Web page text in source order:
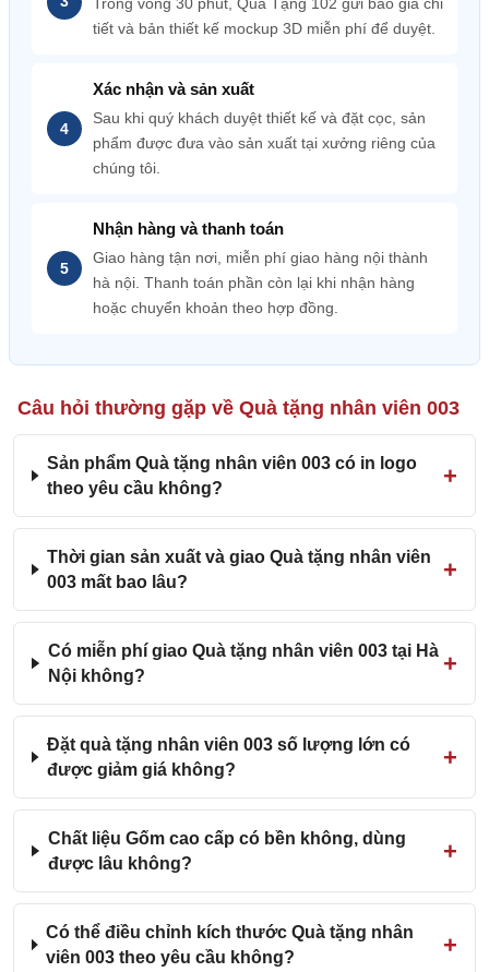
tiết và bản thiết kế mockup 3D miễn phí để duyệt.
Xác nhận và sản xuất
Sau khi quý khách duyệt thiết kế và đặt cọc, sản
phẩm được đưa vào sản xuất tại xưởng riêng của
chúng tôi.
Nhận hàng và thanh toán
Giao hàng tận nơi, miễn phí giao hàng nội thành
hà nội. Thanh toán phần còn lại khi nhận hàng
hoặc chuyển khoản theo hợp đồng.
Câu hỏi thường gặp về Quà tặng nhân viên 003
Sản phẩm Quà tặng nhân viên 003 có in logo
theo yêu cầu không?
Thời gian sản xuất và giao Quà tặng nhân viên
003 mất bao lâu?
Có miễn phí giao Quà tặng nhân viên 003 tại Hà
Nội không?
Đặt quà tặng nhân viên 003 số lượng lớn có
được giảm giá không?
Chất liệu Gốm cao cấp có bền không, dùng
được lâu không?
Có thể điều chỉnh kích thước Quà tặng nhân
viên 003 theo yêu cầu không?